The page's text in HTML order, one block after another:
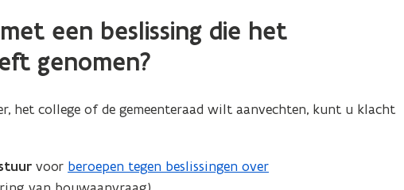
een beslissing die het
genomen?
het college of de gemeenteraad wilt aanvechten, kunt u klacht
voor beroepen tegen beslissingen over